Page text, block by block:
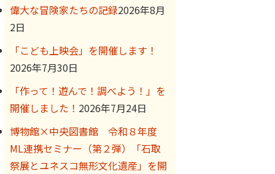
偉大な冒険家たちの記録2026年8月
2日
「こども上映会」を開催します！
2026年7月30日
「作って！遊んで！調べよう！」を
開催しました！ 2026年7月24日
博物館×中央図書館 令和８年度
ML連携セミナー（第２弾）「石取
祭展とユネスコ無形文化遺産」を開